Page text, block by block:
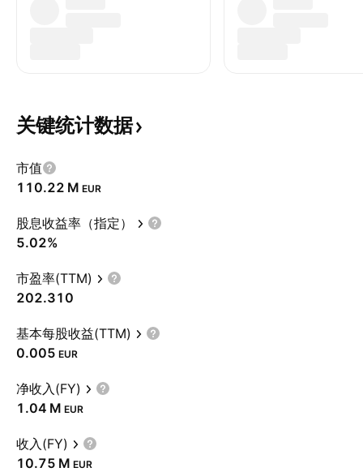
关键统计数据
市值
‪110.22 M‬ EUR
股息收益率（指定）
5.02%
市盈率(TTM)
202.310
基本每股收益(TTM)
0.005 EUR
净收入(FY)
‪1.04 M‬ EUR
收入(FY)
‪10.75 M‬ EUR